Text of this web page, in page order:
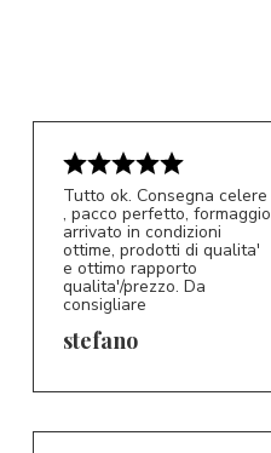
S*
Tutto ok. Consegna celere
, pacco perfetto, formaggio
arrivato in condizioni
ottime, prodotti di qualita'
e ottimo rapporto
qualita'/prezzo. Da
consigliare
stefano